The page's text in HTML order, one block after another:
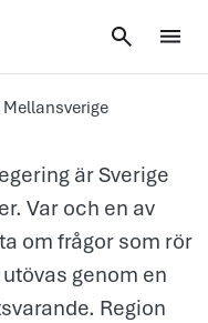
Mellansverige
är Sverige
Var och en av
om frågor som rör
genom en
Region